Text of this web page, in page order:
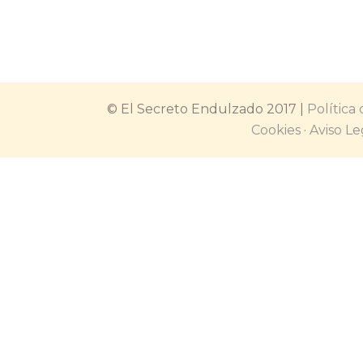
© El Secreto Endulzado 2017 | Política
Cookies· Aviso